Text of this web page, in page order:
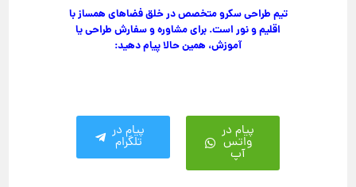
تیم طراحی سکرو متخصص در خلق فضاهای همساز با
اقلیم و نور است. برای مشاوره و سفارش طراحی یا
آموزش، همین حالا پیام دهید:
پیام در
واتس
آپ
پیام در
تلگرام